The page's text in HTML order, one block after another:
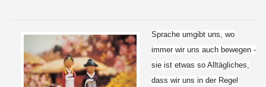
Sprache umgibt uns, wo
immer wir uns auch bewegen -
sie ist etwas so Alltägliches,
dass wir uns in der Regel